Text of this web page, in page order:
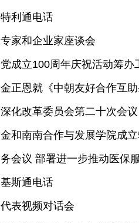
利通电话
家和企业家座谈会
成立100周年庆祝活动筹办
正恩就《中朝友好合作互
化改革委员会第二十次会议
和南南合作与发展学院成
会议 部署进一步推动医保
斯通电话
表视频对话会